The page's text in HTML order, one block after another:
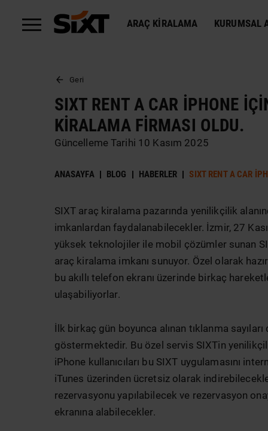
ARAÇ KIRALAMA KURUMSAL
Geri
SIXT RENT A CAR IPHONE
KIRALAMA FIRMASI OLDU.
Güncelleme Tarihi 10 Kasım 2025
ANASAYFA BLOG HABERLER SIXT RENT A CAR
SIXT araç kiralama pazarında yenilikçilik
imkanlardan faydalanabilecekler. İzmir, 27
yüksek teknolojiler ile mobil çözümler sunan
araç kiralama imkanı sunuyor. Özel olarak
bu akıllı telefon ekranı üzerinde birkaç
ulaşabiliyorlar.
İlk birkaç gün boyunca alınan tıklanma
göstermektedir. Bu özel servis SIXTin
iPhone kullanıcıları bu SIXT uygulamasını
iTunes üzerinden ücretsiz olarak
rezervasyonu yapılabilecek ve rezervasyon
ekranına alabilecekler.